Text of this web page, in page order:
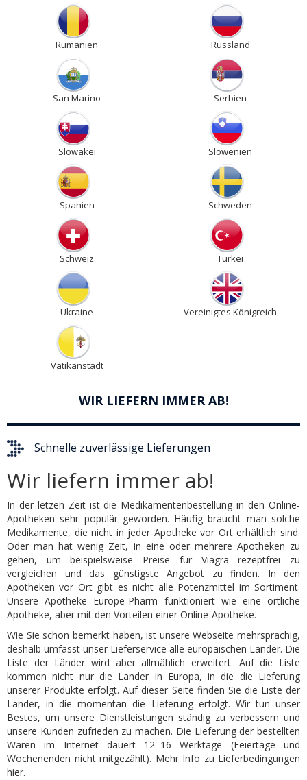
Rumänien Russland
San Marino Serbien
Slowakei Slowenien
Spanien Schweden
Schweiz Türkei
Ukraine Vereinigtes Königreich
Vatikanstadt
WIR LIEFERN IMMER AB!
Schnelle zuverlässige Lieferungen
Wir liefern immer ab!
In der letzen Zeit ist die Medikamentenbestellung in den Online-
Apotheken sehr populär geworden. Häufig braucht man solche
Medikamente, die nicht in jeder Apotheke vor Ort erhältlich sind.
Oder man hat wenig Zeit, in eine oder mehrere Apotheken zu
gehen, um beispielsweise Preise für Viagra rezeptfrei zu
vergleichen und das günstigste Angebot zu finden. In den
Apotheken vor Ort gibt es nicht alle Potenzmittel im Sortiment.
Unsere Apotheke Europe-Pharm funktioniert wie eine örtliche
Apotheke, aber mit den Vorteilen einer Online-Apotheke.
Wie Sie schon bemerkt haben, ist unsere Webseite mehrsprachig,
deshalb umfasst unser Lieferservice alle europäischen Länder. Die
Liste der Länder wird aber allmählich erweitert. Auf die Liste
kommen nicht nur die Länder in Europa, in die die Lieferung
unserer Produkte erfolgt. Auf dieser Seite finden Sie die Liste der
Länder, in die momentan die Lieferung erfolgt. Wir tun unser
Bestes, um unsere Dienstleistungen ständig zu verbessern und
unsere Kunden zufrieden zu machen. Die Lieferung der bestellten
Waren im Internet dauert 12–16 Werktage (Feiertage und
Wochenenden nicht mitgezählt). Mehr Info zu Lieferbedingungen
hier.